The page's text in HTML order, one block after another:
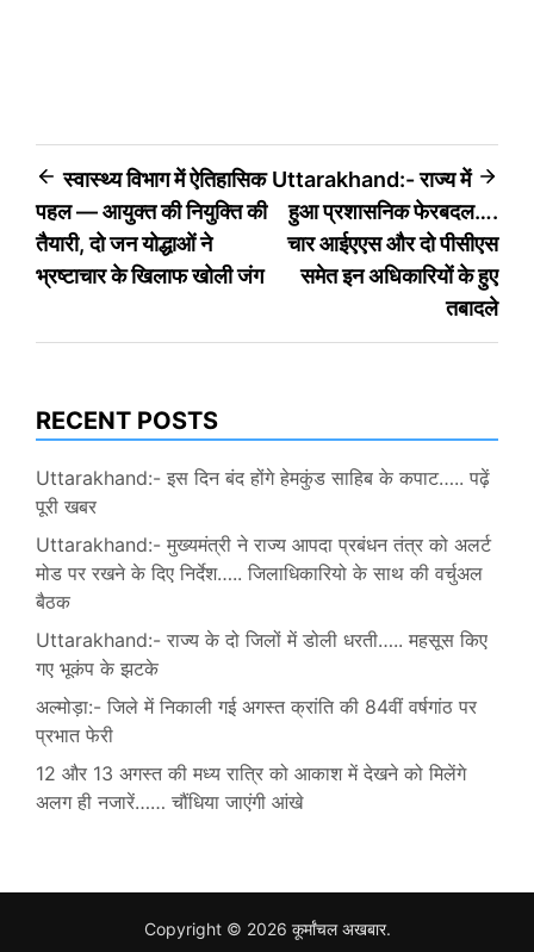
Post
navigation
स्वास्थ्य विभाग में ऐतिहासिक
पहल — आयुक्त की नियुक्ति की
तैयारी, दो जन योद्धाओं ने
भ्रष्टाचार के खिलाफ खोली जंग
Uttarakhand:- राज्य में
हुआ प्रशासनिक फेरबदल….
चार आईएएस और दो पीसीएस
समेत इन अधिकारियों के हुए
तबादले
RECENT POSTS
Uttarakhand:- इस दिन बंद होंगे हेमकुंड साहिब के कपाट….. पढ़ें
पूरी खबर
Uttarakhand:- मुख्यमंत्री ने राज्य आपदा प्रबंधन तंत्र को अलर्ट
मोड पर रखने के दिए निर्देश….. जिलाधिकारियो के साथ की वर्चुअल
बैठक
Uttarakhand:- राज्य के दो जिलों में डोली धरती….. महसूस किए
गए भूकंप के झटके
अल्मोड़ा:- जिले में निकाली गई अगस्त क्रांति की 84वीं वर्षगांठ पर
प्रभात फेरी
12 और 13 अगस्त की मध्य रात्रि को आकाश में देखने को मिलेंगे
अलग ही नजारें…… चौंधिया जाएंगी आंखे
Copyright © 2026 कूर्मांचल अखबार.